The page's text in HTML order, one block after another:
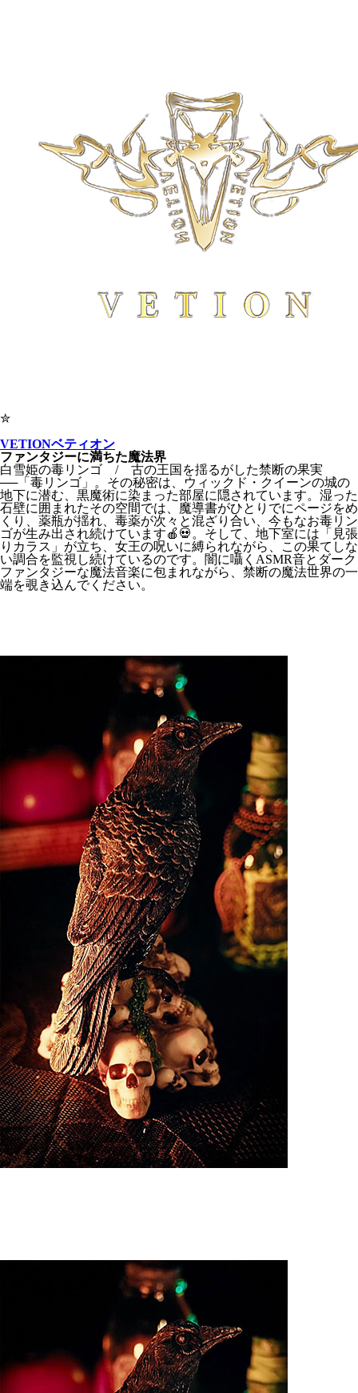
✮
VETIONベティオン
ファンタジーに満ちた魔法界
白雪姫の毒リンゴ / 古の王国を揺るがした禁断の果実
──「毒リンゴ」。その秘密は、ウィックド・クイーンの城の
地下に潜む、黒魔術に染まった部屋に隠されています。湿った
石壁に囲まれたその空間では、魔導書がひとりでにページをめ
くり、薬瓶が揺れ、毒薬が次々と混ざり合い、今もなお毒リン
ゴが生み出され続けています🍎💀。そして、地下室には「見張
りカラス」が立ち、女王の呪いに縛られながら、この果てしな
い調合を監視し続けているのです。闇に囁くASMR音とダーク
ファンタジーな魔法音楽に包まれながら、禁断の魔法世界の一
端を覗き込んでください。